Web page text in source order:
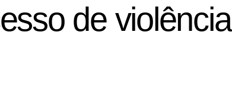
de violência